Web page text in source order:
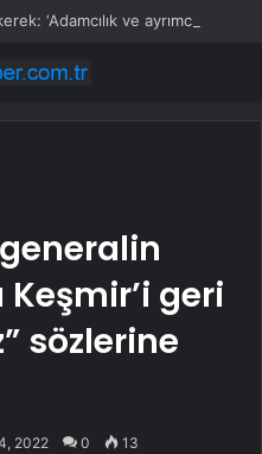
geri
sözlerine
2022 0 13